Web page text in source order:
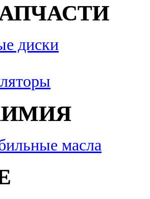
диски
масла